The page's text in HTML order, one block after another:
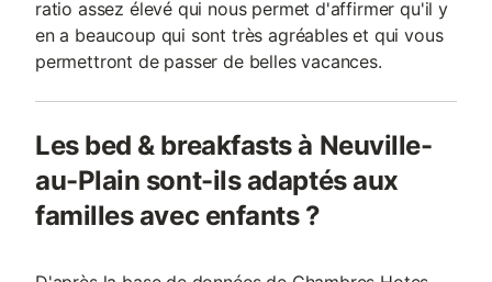
ratio assez élevé qui nous permet d'affirmer qu'il y
en a beaucoup qui sont très agréables et qui vous
permettront de passer de belles vacances.
Les bed & breakfasts à Neuville-
au-Plain sont-ils adaptés aux
familles avec enfants ?